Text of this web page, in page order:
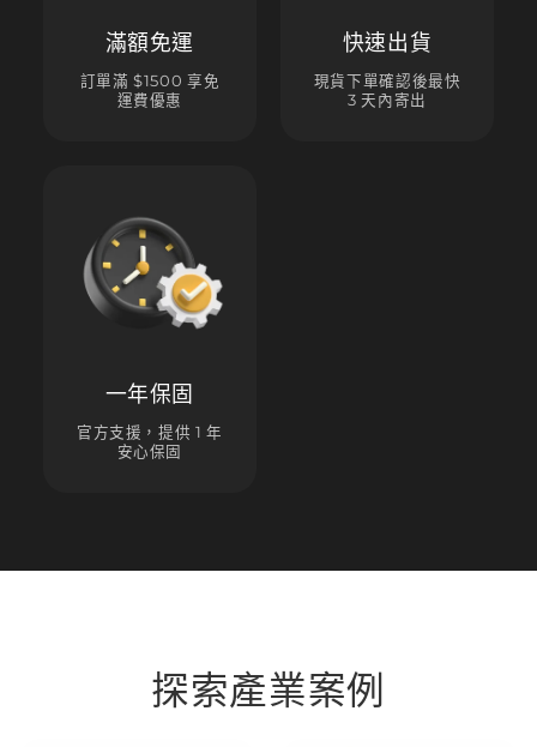
滿額免運
訂單滿 $1500 享免
運費優惠
快速出貨
現貨下單確認後最快
3 天內寄出
一年保固
官方支援，提供 1 年
安心保固
探索產業案例